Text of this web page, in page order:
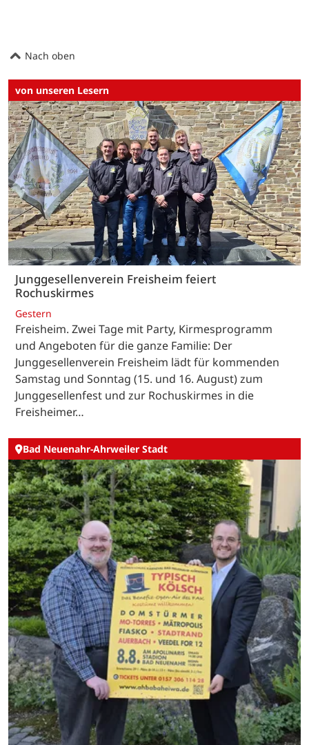
Nach oben
von unseren Lesern
Junggesellenverein Freisheim feiert
Rochuskirmes
Gestern
Freisheim. Zwei Tage mit Party, Kirmesprogramm
und Angeboten für die ganze Familie: Der
Junggesellenverein Freisheim lädt für kommenden
Samstag und Sonntag (15. und 16. August) zum
Junggesellenfest und zur Rochuskirmes in die
Freisheimer…
Bad Neuenahr-Ahrweiler Stadt